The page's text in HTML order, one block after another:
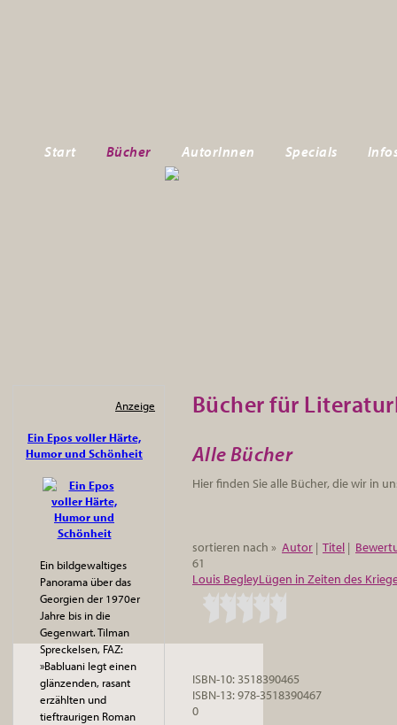
Start Bücher AutorInnen Specials
Bücher für
Alle Bücher
Hier finden Sie alle Bücher, die wir in
sortieren nach » Autor | Titel |
61
Louis BegleyLügen in Zeiten des
ISBN-10: 3518390465
ISBN-13: 978-3518390467
0
Anzeige
Ein Epos voller Härte,
Humor und Schönheit
Ein bildgewaltiges
Panorama über das
Georgien der 1970er
Jahre bis in die
Gegenwart. Tilman
Spreckelsen, FAZ:
»Babluani legt einen
glänzenden, rasant
erzählten und
tieftraurigen Roman